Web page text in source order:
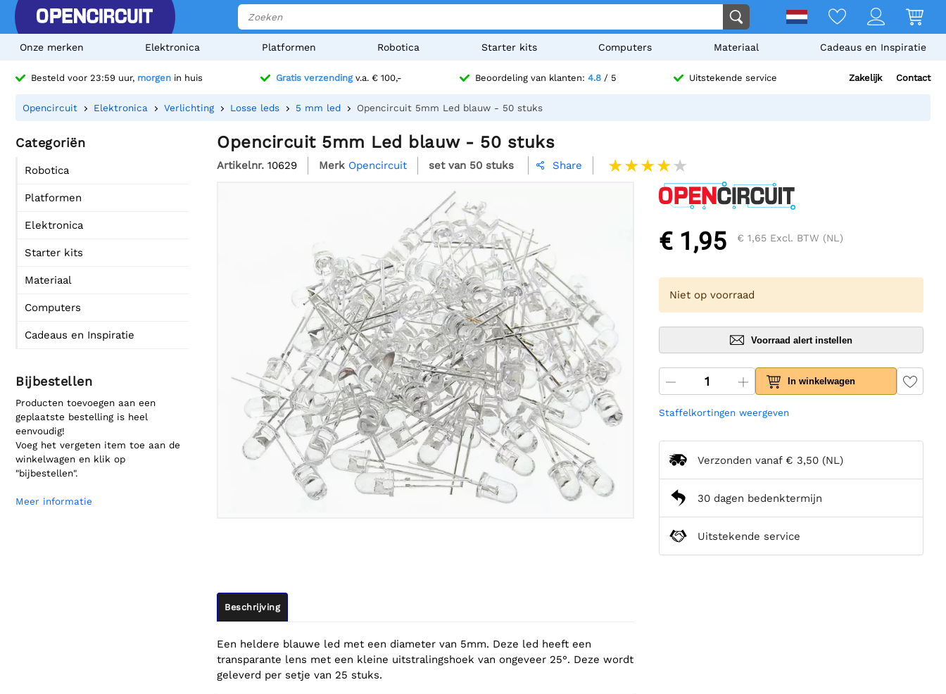
Onze merken Elektronica Platformen Robotica Starter kits Computers Materiaal Cadeaus en Inspiratie
Besteld voor 23:59 uur, morgen in huis Gratis verzendingv.a. € 100,- Beoordeling van klanten: 4.8/ 5 Uitstekende service Zakelijk Contact
Opencircuit Elektronica Verlichting Losse leds 5 mm led Opencircuit 5mm Led blauw - 50 stuks
Categoriën
Robotica
Platformen
Elektronica
Starter kits
Materiaal
Computers
Cadeaus en Inspiratie
Bijbestellen
Producten toevoegen aan een
geplaatste bestelling is heel
eenvoudig!
Voeg het vergeten item toe aan de
winkelwagen en klik op
"bijbestellen".
Meer informatie
Opencircuit 5mm Led blauw - 50 stuks
Artikelnr. 10629 Merk Opencircuit set van 50 stuks  Share
Beschrijving
Een heldere blauwe led met een diameter van 5mm. Deze led heeft een
transparante lens met een kleine uitstralingshoek van ongeveer 25°. Deze wordt
geleverd per setje van 25 stuks.
€ 1,95 € 1,65 Excl. BTW (NL)
Niet op voorraad
Voorraad alert instellen
In winkelwagen
Staffelkortingen weergeven
Verzonden vanaf € 3,50 (NL)
30 dagen bedenktermijn
Uitstekende service